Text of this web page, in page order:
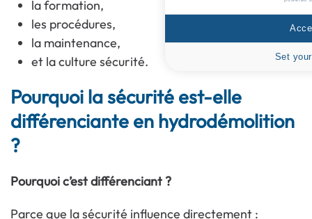
la formation,
les procédures,
la maintenance,
et la culture sécurité.
Pourquoi la sécurité est-elle
différenciante en hydrodémolition
?
Pourquoi c’est différenciant ?
Parce que la sécurité influence directement :
Set